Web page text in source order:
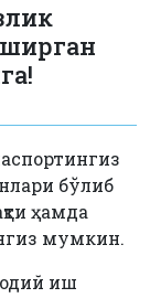
бўлиб
ҳамда
мумкин.
иш